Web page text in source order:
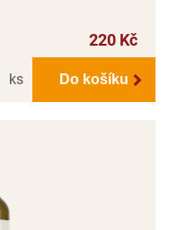
220 Kč
ks
Do košíku